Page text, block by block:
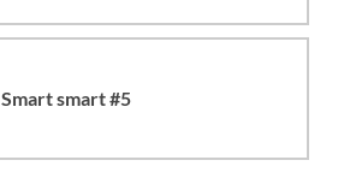
Smart smart #5